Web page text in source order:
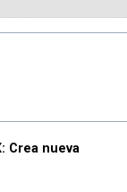
Crea nueva